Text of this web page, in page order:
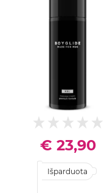
€ 23,90
Išparduota